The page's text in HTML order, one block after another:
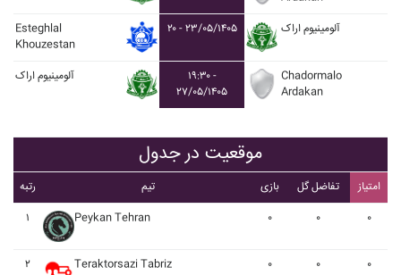
Esteghlal
Khouzestan
۲۰ - ۲۳/۰۵/۱۴۰۵ آلومينيوم اراک
آلومينيوم اراک
۱۹:۳۰ -
۲۷/۰۵/۱۴۰۵
Chadormalo
Ardakan
موقعیت در جدول
رتبه تیم بازی تفاضل گل
امتیاز
۱
Peykan Tehran ۰ ۰ ۰
۲ Teraktorsazi Tabriz ۰ ۰ ۰